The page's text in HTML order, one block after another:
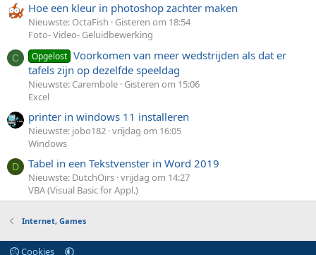
Hoe een kleur in photoshop zachter maken
Nieuwste: OctaFish
Gisteren om 18:54
Foto- Video- Geluidbewerking
C Opgelost Voorkomen van meer wedstrijden als dat er
tafels zijn op dezelfde speeldag
Nieuwste: Carembole Gisteren om 15:06
Excel
printer in windows 11 installeren
Nieuwste: jobo182 vrijdag om 16:05
Windows
D Tabel in een Tekstvenster in Word 2019
Nieuwste: DutchOirs vrijdag om 14:27
VBA (Visual Basic for Appl.)
Internet, Games
Cookies